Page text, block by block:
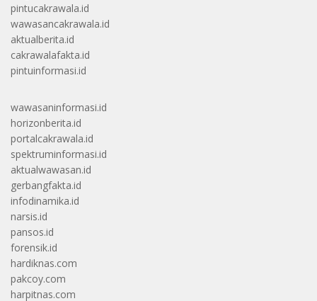
pintucakrawala.id
wawasancakrawala.id
aktualberita.id
cakrawalafakta.id
pintuinformasi.id
wawasaninformasi.id
horizonberita.id
portalcakrawala.id
spektruminformasi.id
aktualwawasan.id
gerbangfakta.id
infodinamika.id
narsis.id
pansos.id
forensik.id
hardiknas.com
pakcoy.com
harpitnas.com